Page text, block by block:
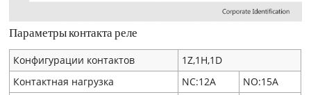
Параметры контакта реле
Конфигурации контактов
1Z,1H,1D
Контактная нагрузка
NC:12A NO:15A